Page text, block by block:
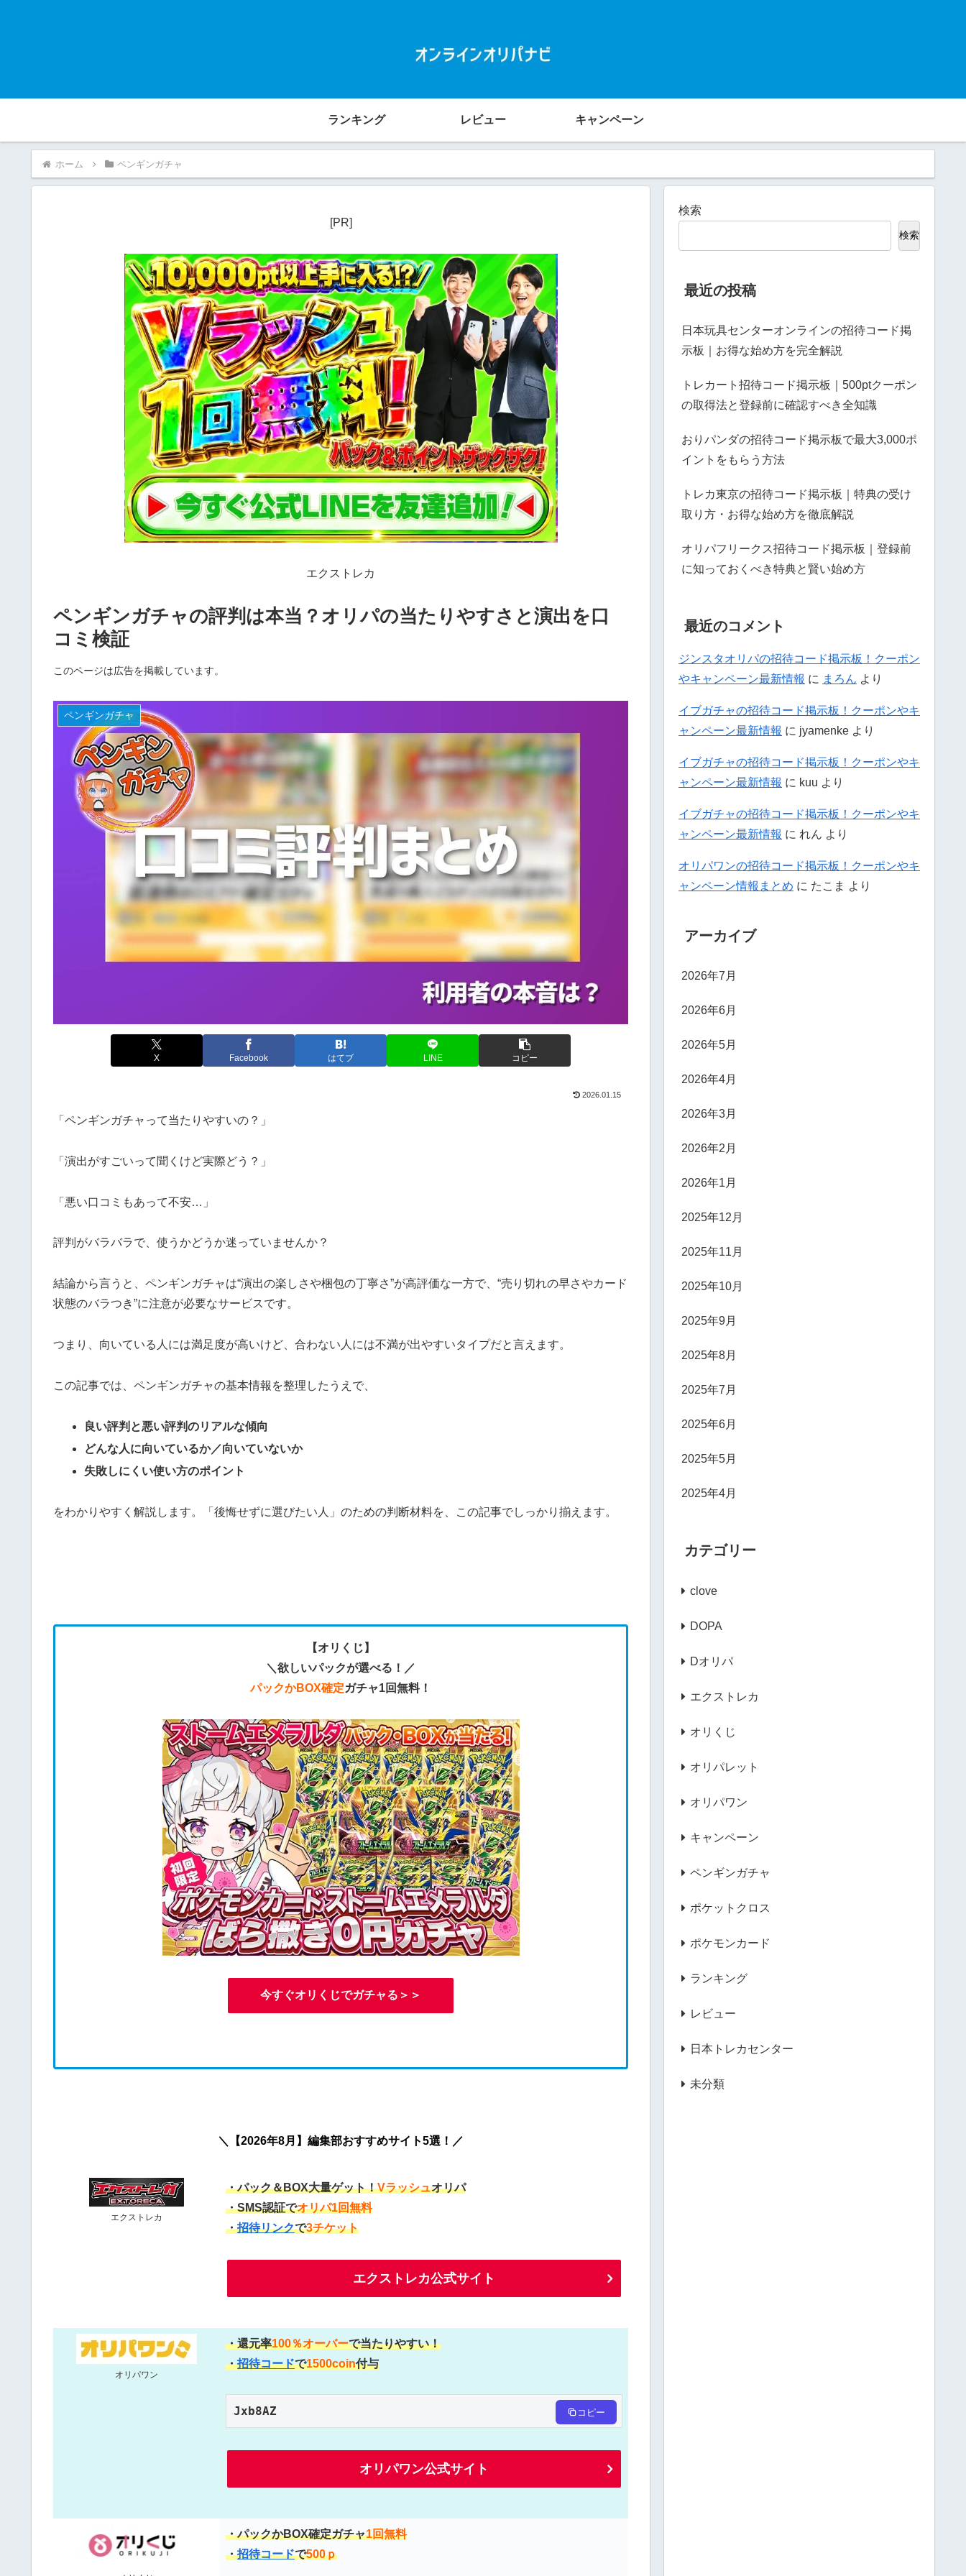
ランキング レビュー キャンペーン
ホーム ペンギンガチャ
[PR]
エクストレカ
ペンギンガチャの評判は本当？オリパの当たりやすさと演出を口
コミ検証
このページは広告を掲載しています。
ペンギンガチャ
X Facebook はてブ LINE コピー
2026.01.15
「ペンギンガチャって当たりやすいの？」
「演出がすごいって聞くけど実際どう？」
「悪い口コミもあって不安…」
評判がバラバラで、使うかどうか迷っていませんか？
結論から言うと、ペンギンガチャは“演出の楽しさや梱包の丁寧さ”が高評価な一方で、“売り切れの早さやカード
状態のバラつき”に注意が必要なサービスです。
つまり、向いている人には満足度が高いけど、合わない人には不満が出やすいタイプだと言えます。
この記事では、ペンギンガチャの基本情報を整理したうえで、
良い評判と悪い評判のリアルな傾向
どんな人に向いているか／向いていないか
失敗しにくい使い方のポイント
をわかりやすく解説します。「後悔せずに選びたい人」のための判断材料を、この記事でしっかり揃えます。
【オリくじ】
＼欲しいパックが選べる！／
パックかBOX確定ガチャ1回無料！
今すぐオリくじでガチャる＞＞
＼【2026年8月】編集部おすすめサイト5選！／
エクストレカ
・パック＆BOX大量ゲット！Vラッシュオリパ
・SMS認証でオリパ1回無料
・招待リンクで3チケット
エクストレカ公式サイト
オリパワン
・還元率100％オーバーで当たりやすい！
・招待コードで1500coin付与
Jxb8AZ コピー
オリパワン公式サイト
・パックかBOX確定ガチャ1回無料
・招待コードで500ｐ
検索
検索
最近の投稿
日本玩具センターオンラインの招待コード掲
示板｜お得な始め方を完全解説
トレカート招待コード掲示板｜500ptクーポン
の取得法と登録前に確認すべき全知識
おりパンダの招待コード掲示板で最大3,000ポ
イントをもらう方法
トレカ東京の招待コード掲示板｜特典の受け
取り方・お得な始め方を徹底解説
オリパフリークス招待コード掲示板｜登録前
に知っておくべき特典と賢い始め方
最近のコメント
ジンスタオリパの招待コード掲示板！クーポン
やキャンペーン最新情報 に まろん より
イブガチャの招待コード掲示板！クーポンやキ
ャンペーン最新情報 に jyamenke より
イブガチャの招待コード掲示板！クーポンやキ
ャンペーン最新情報 に kuu より
イブガチャの招待コード掲示板！クーポンやキ
ャンペーン最新情報 に れん より
オリパワンの招待コード掲示板！クーポンやキ
ャンペーン情報まとめ に たこま より
アーカイブ
2026年7月
2026年6月
2026年5月
2026年4月
2026年3月
2026年2月
2026年1月
2025年12月
2025年11月
2025年10月
2025年9月
2025年8月
2025年7月
2025年6月
2025年5月
2025年4月
カテゴリー
clove
DOPA
Dオリパ
エクストレカ
オリくじ
オリパレット
オリパワン
キャンペーン
ペンギンガチャ
ポケットクロス
ポケモンカード
ランキング
レビュー
日本トレカセンター
未分類